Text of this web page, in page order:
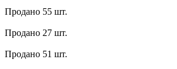
Продано 55 шт.
Продано 27 шт.
Продано 51 шт.